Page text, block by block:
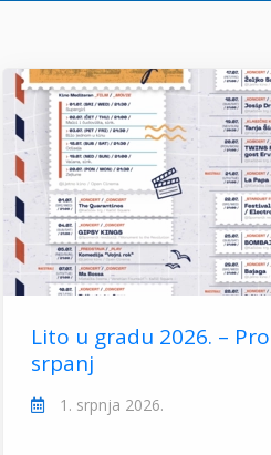
Lito u gradu 2026. –
srpanj
1. srpnja 2026.